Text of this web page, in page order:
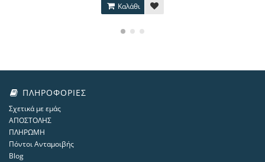
Καλάθι
ΠΛΗΡΟΦΟΡΊΕΣ
Σχετικά με εμάς
ΑΠΟΣΤΟΛΗΣ
ΠΛΗΡΩΜΗ
Πόντοι Ανταμοιβής
Blog